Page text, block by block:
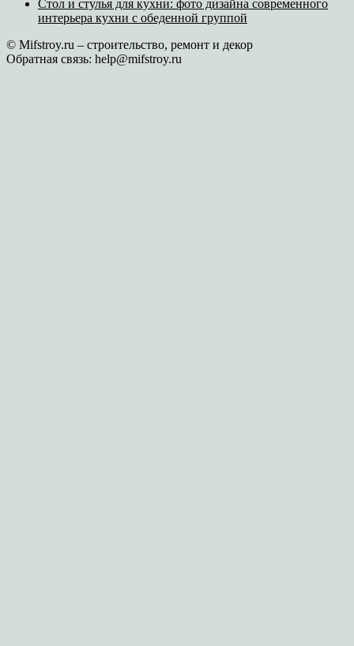
Стол и стулья для кухни: фото дизайна современного
интерьера кухни с обеденной группой
© Mifstroy.ru – строительство, ремонт и декор
Обратная связь: help@mifstroy.ru